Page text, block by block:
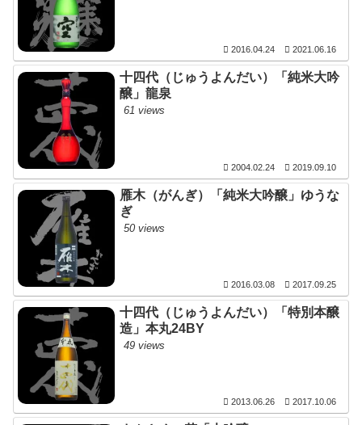
2016.04.24 2021.06.16
十四代（じゅうよんだい）「純米大吟
醸」龍泉
61 views
2004.02.24 2019.09.10
雁木（がんぎ）「純米大吟醸」ゆうな
ぎ
50 views
2016.03.08 2017.09.25
十四代（じゅうよんだい）「特別本醸
造」本丸24BY
49 views
2013.06.26 2017.10.06